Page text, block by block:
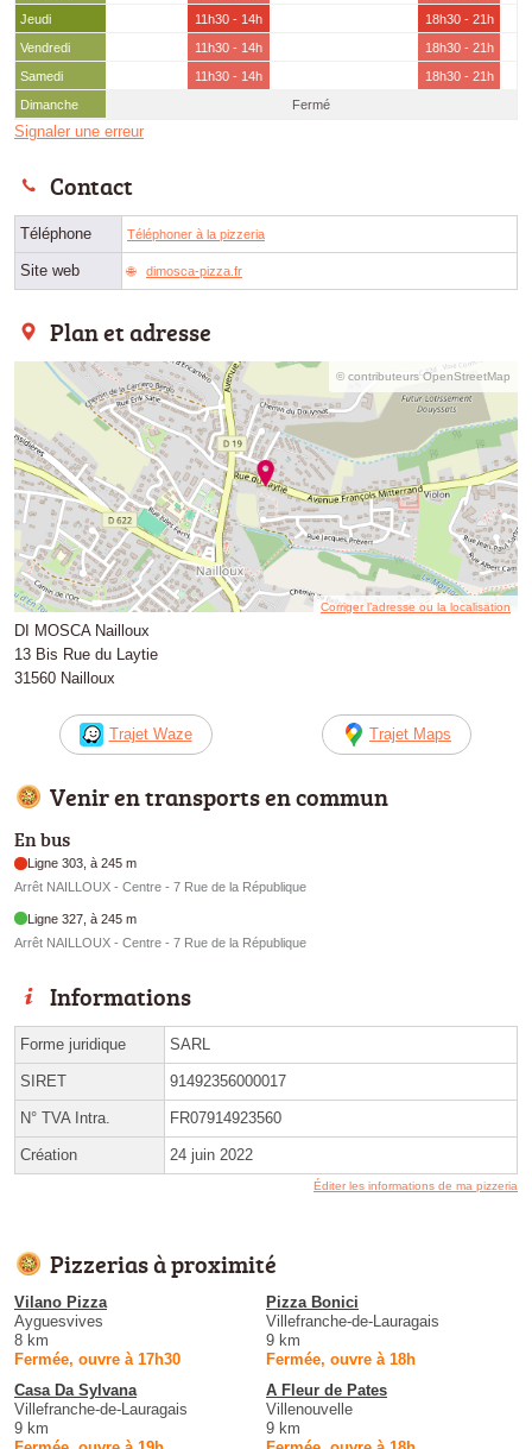
Jeudi
11h30 - 14h
18h30 - 21h
Vendredi
11h30 - 14h
18h30 - 21h
Samedi
11h30 - 14h
18h30 - 21h
Dimanche
Fermé
Signaler une erreur
Contact
Téléphone Téléphoner à la pizzeria
Site web dimosca-pizza.fr
Plan et adresse
© contributeurs OpenStreetMap
Corriger l’adresse ou la localisation
DI MOSCA Nailloux
13 Bis Rue du Laytie
31560 Nailloux
Trajet Waze Trajet Maps
Venir en transports en commun
En bus
Ligne 303, à 245 m
Arrêt NAILLOUX - Centre - 7 Rue de la République
Ligne 327, à 245 m
Arrêt NAILLOUX - Centre - 7 Rue de la République
Informations
Forme juridique SARL
SIRET 91492356000017
N° TVA Intra. FR07914923560
Création 24 juin 2022
Éditer les informations de ma pizzeria
Pizzerias à proximité
Vilano Pizza
Ayguesvives
8 km
Fermée, ouvre à 17h30
Pizza Bonici
Villefranche-de-Lauragais
9 km
Fermée, ouvre à 18h
Casa Da Sylvana
Villefranche-de-Lauragais
9 km
A Fleur de Pates
Villenouvelle
9 km